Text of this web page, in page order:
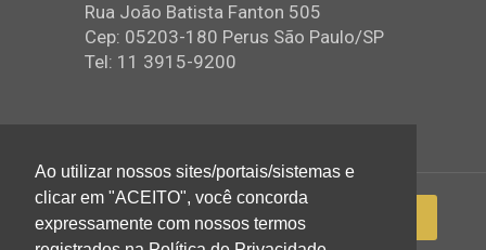
Rua João Batista Fanton 505
Cep: 05203-180 Perus São Paulo/SP
Tel: 11 3915-9200
Ao utilizar nossos sites/portais/sistemas e
clicar em "ACEITO", você concorda
expressamente com nossos termos